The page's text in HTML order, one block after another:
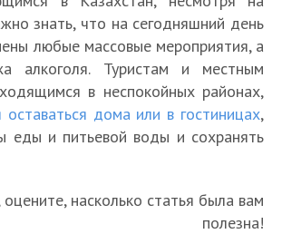
знать, что на сегодняшний день
любые массовые мероприятия, а
алкоголя. Туристам и местным
в неспокойных районах,
оставаться дома или в гостиницах,
еды и питьевой воды и сохранять
насколько статья была вам
полезна!